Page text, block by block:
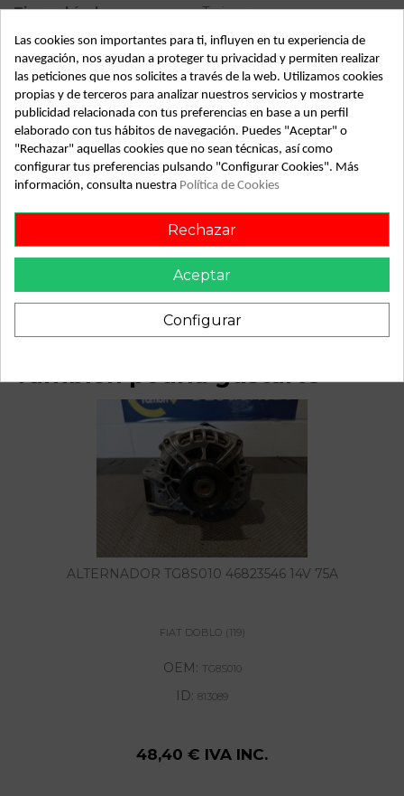
Tipo vehículo
Turismo
Almacén
49349
SubAlmacén
359
SubSubAlmacén
100028912
ID: 813105
Fecha disponible: 2022-05-17
doblo (119) referencia OEM IAM
También podría gustarte
ALTERNADOR TG8S010 46823546 14V 75A
FIAT DOBLO (119)
OEM: TG8S010
ID: 813089
48,40 € IVA INC.
Las cookies son importantes para ti, influyen en tu experiencia de
navegación, nos ayudan a proteger tu privacidad y permiten realizar
las peticiones que nos solicites a través de la web. Utilizamos cookies
propias y de terceros para analizar nuestros servicios y mostrarte
publicidad relacionada con tus preferencias en base a un perfil
elaborado con tus hábitos de navegación. Puedes "Aceptar" o
"Rechazar" aquellas cookies que no sean técnicas, así como
configurar tus preferencias pulsando "Configurar Cookies". Más
información, consulta nuestra Política de Cookies
Rechazar
Aceptar
Configurar